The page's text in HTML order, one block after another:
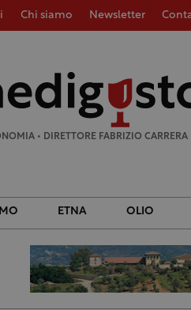
Chi siamo Newsletter
• DIRETTORE FABRIZIO CARRERA
ETNA OLIO